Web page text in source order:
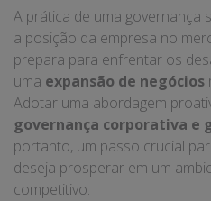
A prática de uma governança
a posição da empresa no
prepara para enfrentar os
uma expansão de negócios
Adotar uma abordagem
governança corporativa e
portanto, um passo crucial
deseja prosperar em um
competitivo.